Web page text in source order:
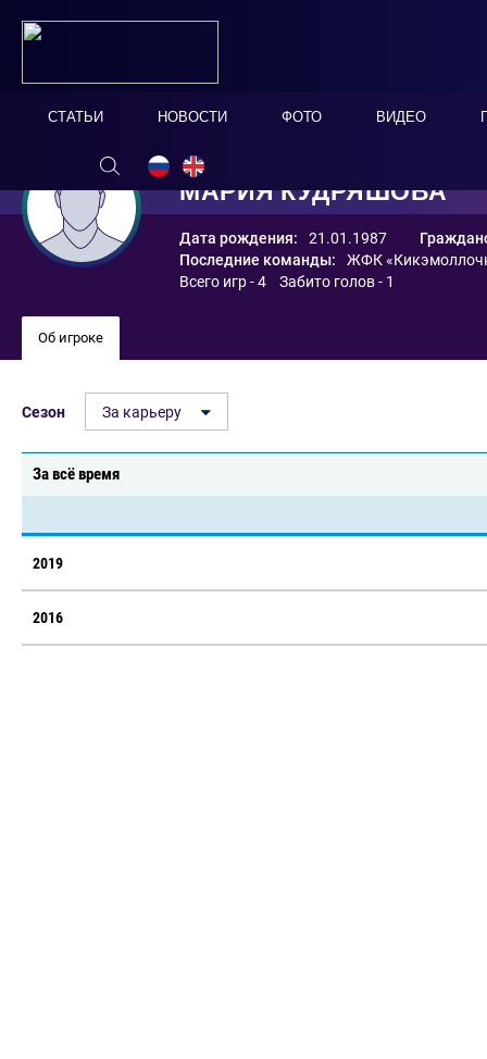
СТАТЬИ НОВОСТИ ФОТО ВИДЕО
МАРИЯ КУДРЯШОВА
Дата рождения: 21.01.1987
Последние команды:
ЖФК
Всего игр - 4 Забито голов - 1
Об игроке
Сезон За карьеру
За всё время
2019
2016